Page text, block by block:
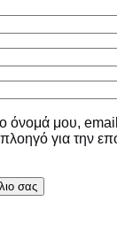
όνομά μου,
για την